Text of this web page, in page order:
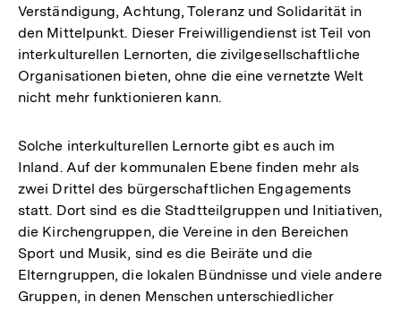
Verständigung, Achtung, Toleranz und Solidarität in
den Mittelpunkt. Dieser Freiwilligendienst ist Teil von
interkulturellen Lernorten, die zivilgesellschaftliche
Organisationen bieten, ohne die eine vernetzte Welt
nicht mehr funktionieren kann.
Solche interkulturellen Lernorte gibt es auch im
Inland. Auf der kommunalen Ebene finden mehr als
zwei Drittel des bürgerschaftlichen Engagements
statt. Dort sind es die Stadtteilgruppen und Initiativen,
die Kirchengruppen, die Vereine in den Bereichen
Sport und Musik, sind es die Beiräte und die
Elterngruppen, die lokalen Bündnisse und viele andere
Gruppen, in denen Menschen unterschiedlicher